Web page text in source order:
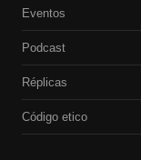
Eventos
Podcast
Réplicas
Código etico